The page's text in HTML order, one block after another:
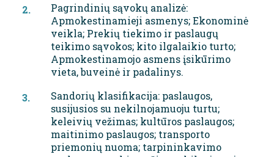
Pagrindinių sąvokų analizė:
Apmokestinamieji asmenys; Ekonominė
veikla; Prekių tiekimo ir paslaugų
teikimo sąvokos; kito ilgalaikio turto;
Apmokestinamojo asmens įsikūrimo
vieta, buveinė ir padalinys.
Sandorių klasifikacija: paslaugos,
susijusios su nekilnojamuoju turtu;
keleivių vežimas; kultūros paslaugos;
maitinimo paslaugos; transporto
priemonių nuoma; tarpininkavimo